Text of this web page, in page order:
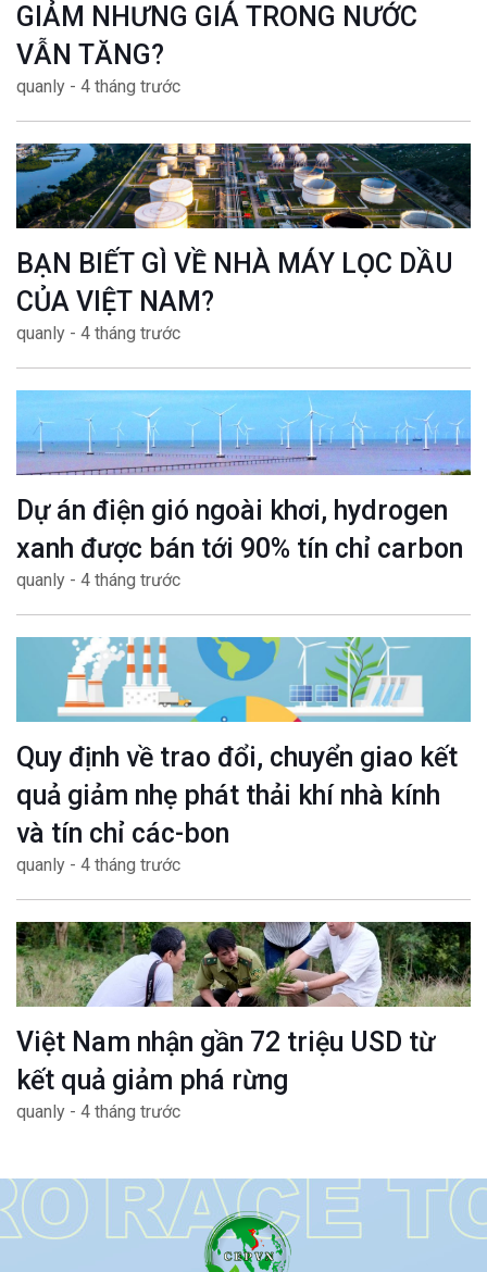
GIẢM NHƯNG GIÁ TRONG NƯỚC
VẪN TĂNG?
quanly - 4 tháng trước
BẠN BIẾT GÌ VỀ NHÀ MÁY LỌC DẦU
CỦA VIỆT NAM?
quanly - 4 tháng trước
Dự án điện gió ngoài khơi, hydrogen
xanh được bán tới 90% tín chỉ carbon
quanly - 4 tháng trước
Quy định về trao đổi, chuyển giao kết
quả giảm nhẹ phát thải khí nhà kính
và tín chỉ các-bon
quanly - 4 tháng trước
Việt Nam nhận gần 72 triệu USD từ
kết quả giảm phá rừng
quanly - 4 tháng trước